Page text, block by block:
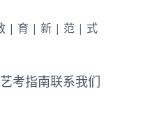
|育|新|范|式
艺考指南联系我们